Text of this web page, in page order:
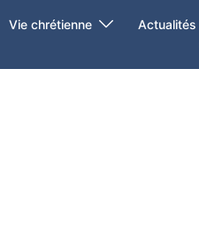
Vie chrétienne Actualités